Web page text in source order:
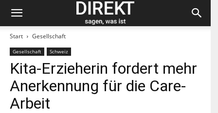
Start Gesellschaft
Gesellschaft Schweiz
Kita-Erzieherin fordert mehr
Anerkennung für die Care-
Arbeit
Bleiben Sie auf dem neuesten Stand und
abonnieren Sie unseren «direkt»-Newsletter.
o